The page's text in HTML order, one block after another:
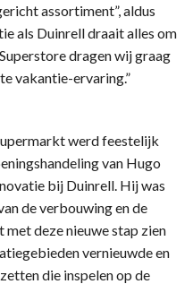
assortiment”, aldus
als Duinrell draait alles om
dragen wij graag
vakantie-ervaring.”
werd feestelijk
van Hugo
bij Duinrell. Hij was
de verbouwing en de
deze nieuwe stap zien
vernieuwde en
die inspelen op de